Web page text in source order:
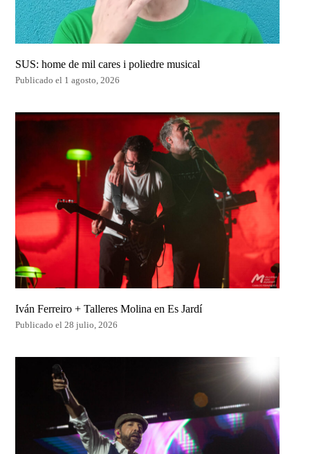
SUS: home de mil cares i poliedre musical
Publicado el 1 agosto, 2026
Iván Ferreiro + Talleres Molina en Es Jardí
Publicado el 28 julio, 2026